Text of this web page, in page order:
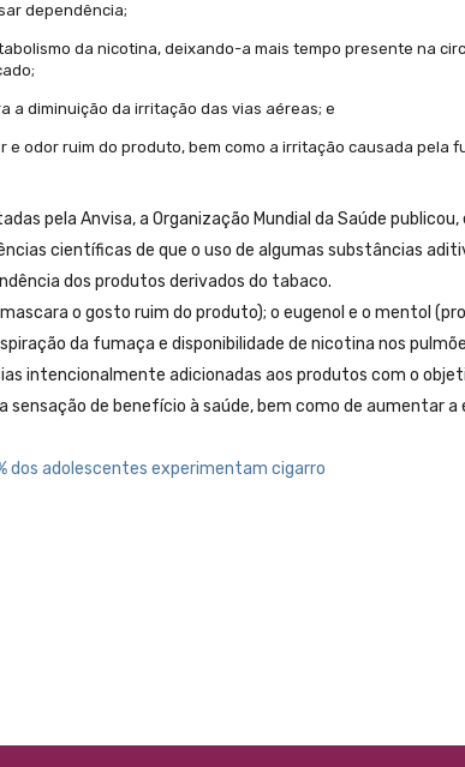
dependência;
da nicotina, deixando-a mais tempo presente na
a diminuição da irritação das vias aéreas; e
e odor ruim do produto, bem como a irritação causada pela
pela Anvisa, a Organização Mundial da Saúde publicou,
científicas de que o uso de algumas substâncias
dos produtos derivados do tabaco.
o gosto ruim do produto); o eugenol e o mentol
da fumaça e disponibilidade de nicotina nos
intencionalmente adicionadas aos produtos com o
de benefício à saúde, bem como de aumentar a
dos adolescentes experimentam cigarro